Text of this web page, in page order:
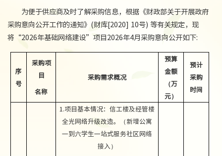
为便于供应商及时了解采购信息，根据《财政部关于开展政府
采购意向公开工作的通知》 (财库[2020] 10号) 等有关规定，现
将“2026年基础网络建设”项目2026年4月采购意向公开如下:
序
号
采购项
目
名称
采购需求概况
预算
金额
（万
元）
预计
采购
时间
1.项目基本情况：信工楼及经管楼
全光网络升级改造。（新增公寓
一到六学生一站式服务社区网络
接入）